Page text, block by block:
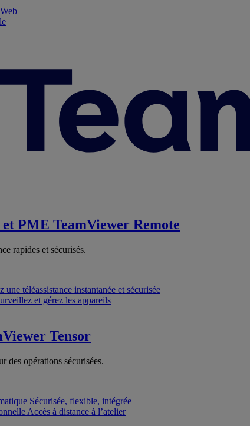
et PME TeamViewer Remote
rapides et sécurisés.
une téléassistance instantanée et sécurisée
et gérez les appareils
Tensor
des opérations sécurisées.
Sécurisée, flexible, intégrée
Accès à distance à l’atelier